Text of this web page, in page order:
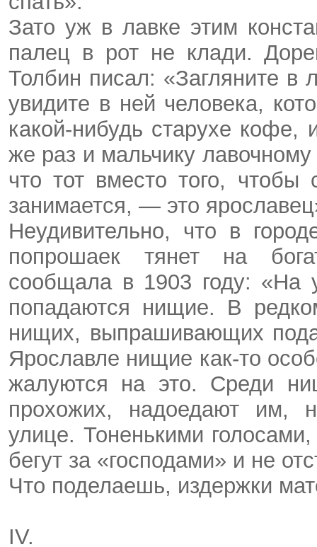
Зато уж в лавке этим
палец в рот не клади.
Толбин писал: «Загляните
увидите в ней человека,
какой-нибудь старухе
же раз и мальчику лавочному
что тот вместо того, чтобы
занимается, — это
Неудивительно, что в
попрошаек тянет на
сообщала в 1903 году: «На
попадаются нищие. В
нищих, выпрашивающих
Ярославле нищие как-то
жалуются на это. Среди
прохожих, надоедают им,
улице. Тоненькими
бегут за «господами» и не
Что поделаешь, издержки
IV.